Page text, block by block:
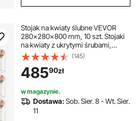
Stojak na kwiaty ślubne VEVOR
280x280x800 mm, 10 szt. Stojaki
na kwiaty z ukrytymi śrubami,
prostokątny stojak na rośliny na
wesela, imprezy, urodziny, do
domu, jako dekoracja stołu.
(145)
48590zł
w magazynie.
Dostawa:Sob. Sier. 8 - Wt. Sier.
11